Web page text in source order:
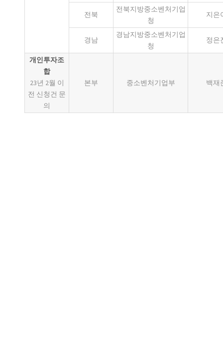
전북
전북지방중소벤처기업
청
지은
경남
경남지방중소벤처기업
청
정은
개인투자조
합
23년 2월 이
전 신청건 문
의
본부 중소벤처기업부 백재